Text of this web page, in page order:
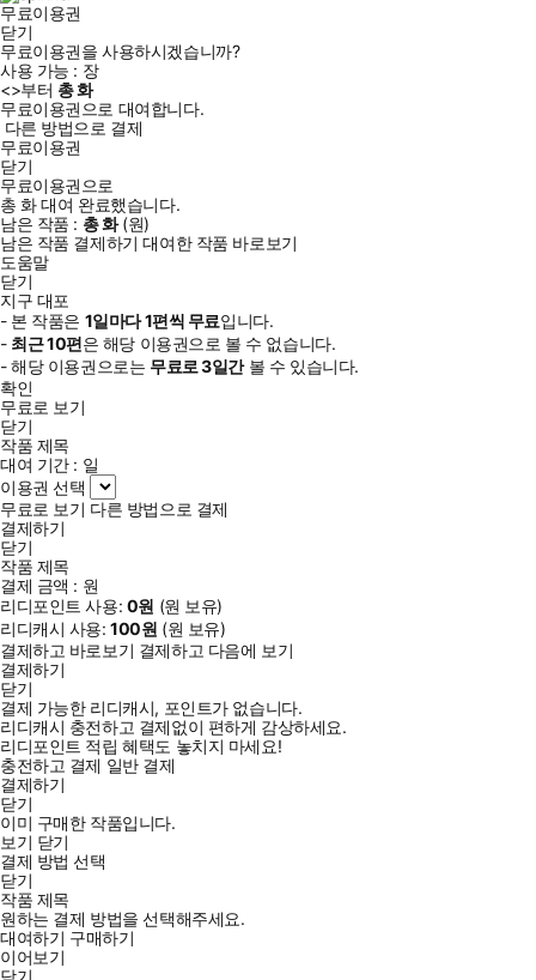
무료이용권
닫기
무료이용권을 사용하시겠습니까?
사용 가능 : 장
<>부터 총화
무료이용권으로 대여합니다.
다른 방법으로 결제
무료이용권
닫기
무료이용권으로
총 화대여 완료했습니다.
남은 작품 : 총화(원)
남은 작품 결제하기 대여한 작품 바로보기
도움말
닫기
지구 대포
- 본 작품은 1일마다1편씩 무료입니다.
- 최근10편은 해당 이용권으로 볼 수 없습니다.
- 해당 이용권으로는 무료로3일간볼 수 있습니다.
확인
무료로 보기
닫기
작품 제목
대여 기간 : 일
이용권 선택
무료로 보기 다른 방법으로 결제
결제하기
닫기
작품 제목
결제 금액 : 원
리디포인트 사용: 0원 (원 보유)
리디캐시 사용:100원 (원 보유)
결제하고 바로보기 결제하고 다음에 보기
결제하기
닫기
결제 가능한 리디캐시, 포인트가 없습니다.
리디캐시 충전하고 결제없이 편하게 감상하세요.
리디포인트 적립 혜택도 놓치지 마세요!
충전하고 결제 일반 결제
결제하기
닫기
이미 구매한 작품입니다.
보기 닫기
결제 방법 선택
닫기
작품 제목
원하는 결제 방법을 선택해주세요.
대여하기 구매하기
이어보기
닫기